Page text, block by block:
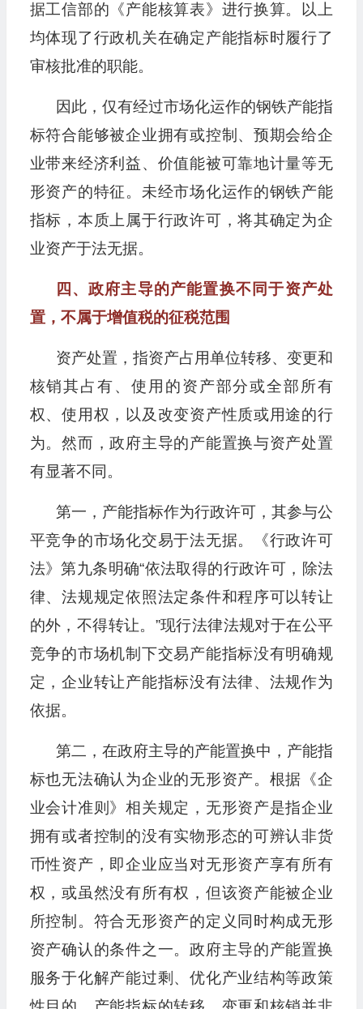
据工信部的《产能核算表》进行换算。以上
均体现了行政机关在确定产能指标时履行了
审核批准的职能。
因此，仅有经过市场化运作的钢铁产能指
标符合能够被企业拥有或控制、预期会给企
业带来经济利益、价值能被可靠地计量等无
形资产的特征。未经市场化运作的钢铁产能
指标，本质上属于行政许可，将其确定为企
业资产于法无据。
四、政府主导的产能置换不同于资产处
置，不属于增值税的征税范围
资产处置，指资产占用单位转移、变更和
核销其占有、使用的资产部分或全部所有
权、使用权，以及改变资产性质或用途的行
为。然而，政府主导的产能置换与资产处置
有显著不同。
第一，产能指标作为行政许可，其参与公
平竞争的市场化交易于法无据。《行政许可
法》第九条明确“依法取得的行政许可，除法
律、法规规定依照法定条件和程序可以转让
的外，不得转让。”现行法律法规对于在公平
竞争的市场机制下交易产能指标没有明确规
定，企业转让产能指标没有法律、法规作为
依据。
第二，在政府主导的产能置换中，产能指
标也无法确认为企业的无形资产。根据《企
业会计准则》相关规定，无形资产是指企业
拥有或者控制的没有实物形态的可辨认非货
币性资产，即企业应当对无形资产享有所有
权，或虽然没有所有权，但该资产能被企业
所控制。符合无形资产的定义同时构成无形
资产确认的条件之一。政府主导的产能置换
服务于化解产能过剩、优化产业结构等政策